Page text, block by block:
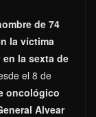
de 74
la víctima
la sexta de
el 8 de
oncológico
Alvear